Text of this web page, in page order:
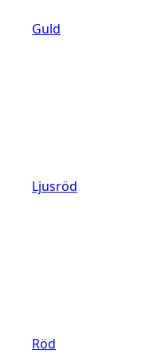
Guld
Ljusröd
Röd